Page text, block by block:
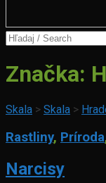
Search
Značka:
Skala > Skala >
Rastliny, Príroda
Narcisy